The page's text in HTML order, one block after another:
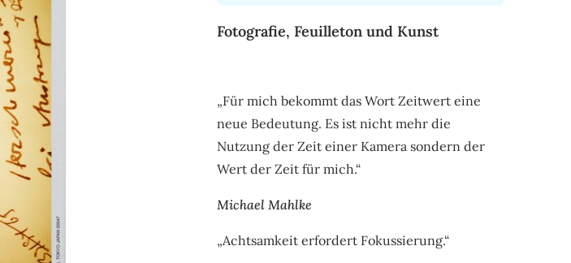
Fotografie, Feuilleton und Kunst
„Für mich bekommt das Wort Zeitwert eine
neue Bedeutung. Es ist nicht mehr die
Nutzung der Zeit einer Kamera sondern der
Wert der Zeit für mich.“
Michael Mahlke
„Achtsamkeit erfordert Fokussierung.“